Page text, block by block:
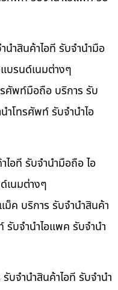
ำสินค้าไอที รับจำนำมือ
บรนด์เนมต่างๆ
ศัพท์มือถือ บริการ รับ
ำโทรศัพท์ รับจำนำไอ
ไอที รับจำนำมือถือ ไอ
เนมต่างๆ
ม็ค บริการ รับจำนำสินค้า
รับจำนำไอแพค รับจำนำ
บจำนำสินค้าไอที รับจำนำ